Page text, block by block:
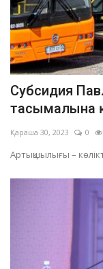
Субсидия
тасымалына
Қараша 30, 2023 0
Артықшылығы –